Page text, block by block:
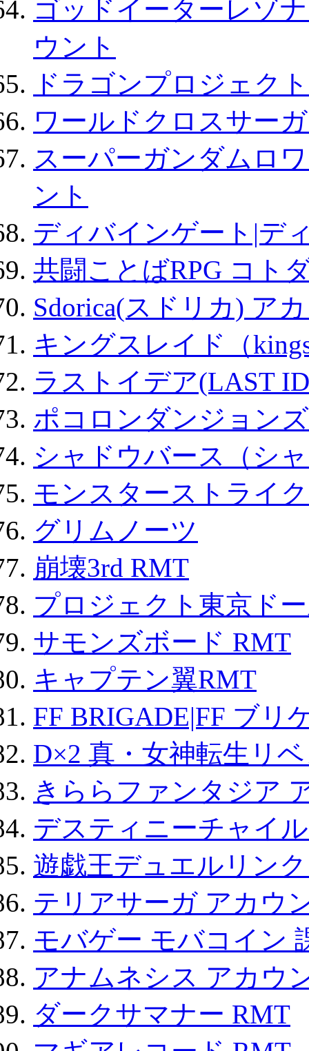
ゴッドイーターレゾ
ウント
ドラゴンプロジェク
ワールドクロスサー
スーパーガンダムロ
ント
ディバインゲート|デ
共闘ことばRPG コト
Sdorica(スドリカ) ア
キングスレイド（
ラストイデア(LAST
ポコロンダンジョン
シャドウバース（シ
モンスターストライ
グリムノーツ
崩壊3rd RMT
プロジェクト東京ド
サモンズボード RMT
キャプテン翼RMT
FF BRIGADE|FF ブリ
D×2 真・女神転生リ
きららファンタジア
デスティニーチャイ
遊戯王デュエルリン
テリアサーガ アカウ
モバゲー モバコイン
アナムネシス アカウ
ダークサマナー RMT